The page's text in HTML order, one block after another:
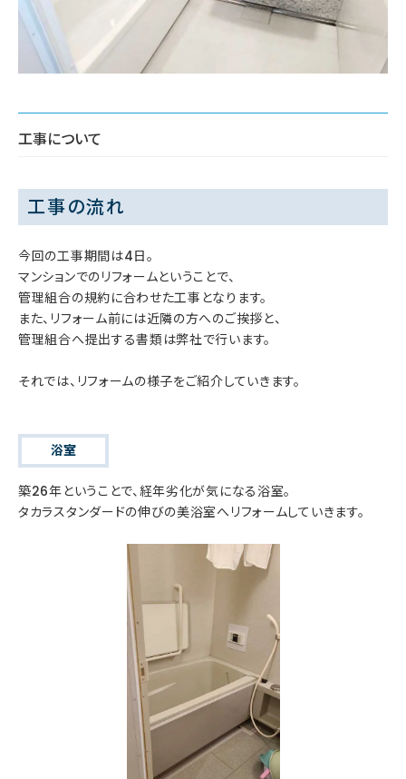
工事について
工事の流れ
今回の工事期間は4日。
マンションでのリフォームということで、
管理組合の規約に合わせた工事となります。
また、リフォーム前には近隣の方へのご挨拶と、
管理組合へ提出する書類は弊社で行います。
それでは、リフォームの様子をご紹介していきます。
浴室
築26年ということで、経年劣化が気になる浴室。
タカラスタンダードの伸びの美浴室へリフォームしていきます。